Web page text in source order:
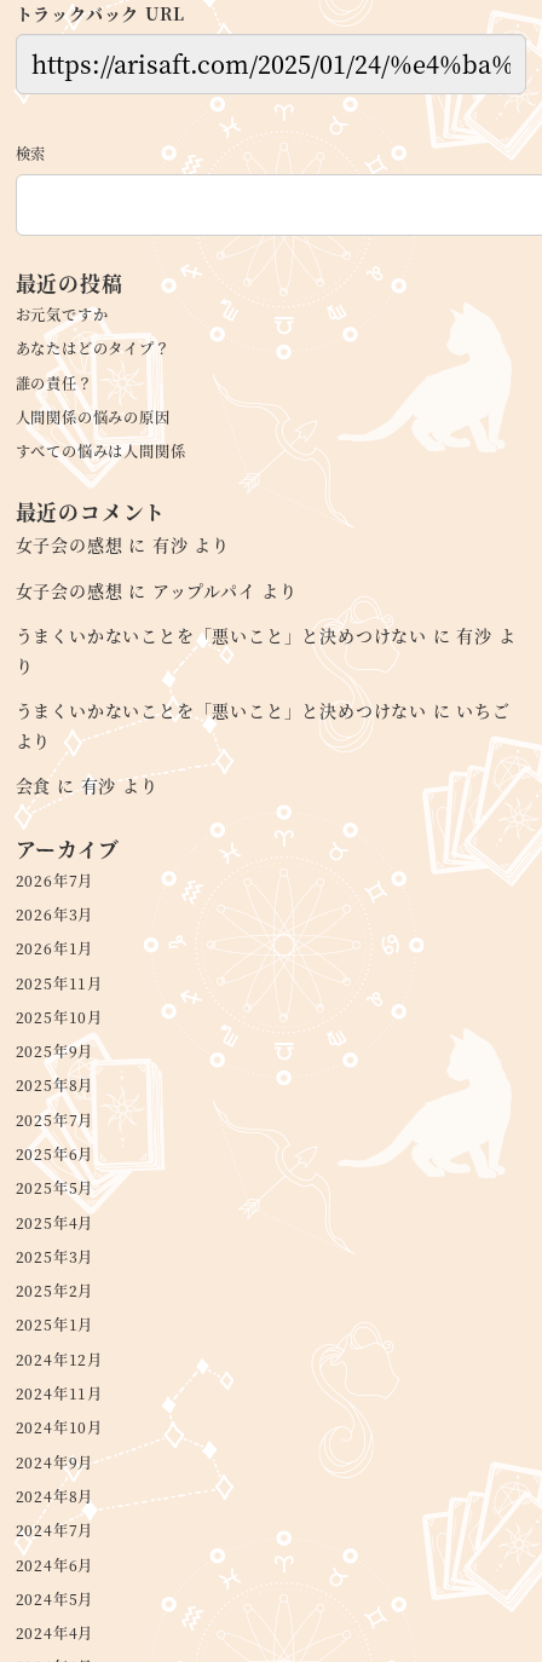
トラックバック URL
検索
最近の投稿
お元気ですか
あなたはどのタイプ？
誰の責任？
人間関係の悩みの原因
すべての悩みは人間関係
最近のコメント
女子会の感想 に 有沙 より
女子会の感想 に アップルパイ より
うまくいかないことを「悪いこと」と決めつけない に有沙 よ
り
うまくいかないことを「悪いこと」と決めつけない に いちご
より
会食 に有沙より
アーカイブ
2026年7月
2026年3月
2026年1月
2025年11月
2025年10月
2025年9月
2025年8月
2025年7月
2025年6月
2025年5月
2025年4月
2025年3月
2025年2月
2025年1月
2024年12月
2024年11月
2024年10月
2024年9月
2024年8月
2024年7月
2024年6月
2024年5月
2024年4月